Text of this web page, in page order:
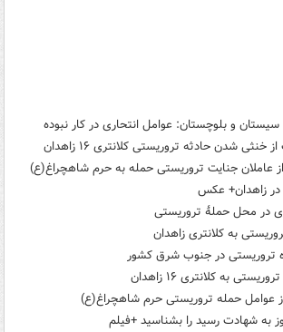
و بلوچستان: عوامل انتحاری در کار نبوده
شدن حادثه تروریستی کلانتری ۱۶ زاهدان
در زاهدان+ عکس
در محل حملۀ تروریستی
به کلانتری زاهدان
به کلانتری ۱۶ زاهدان
عوامل حمله تروریستی حرم شاهچراغ(ع)
به شهادت رسید را بشناسید +فیلم